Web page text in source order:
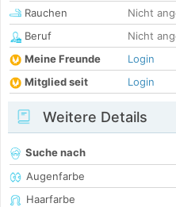
Rauchen
Nicht
Beruf
Nicht
Meine Freunde
Login
Mitglied seit
Login
Weitere Details
Suche nach
Augenfarbe
Haarfarbe